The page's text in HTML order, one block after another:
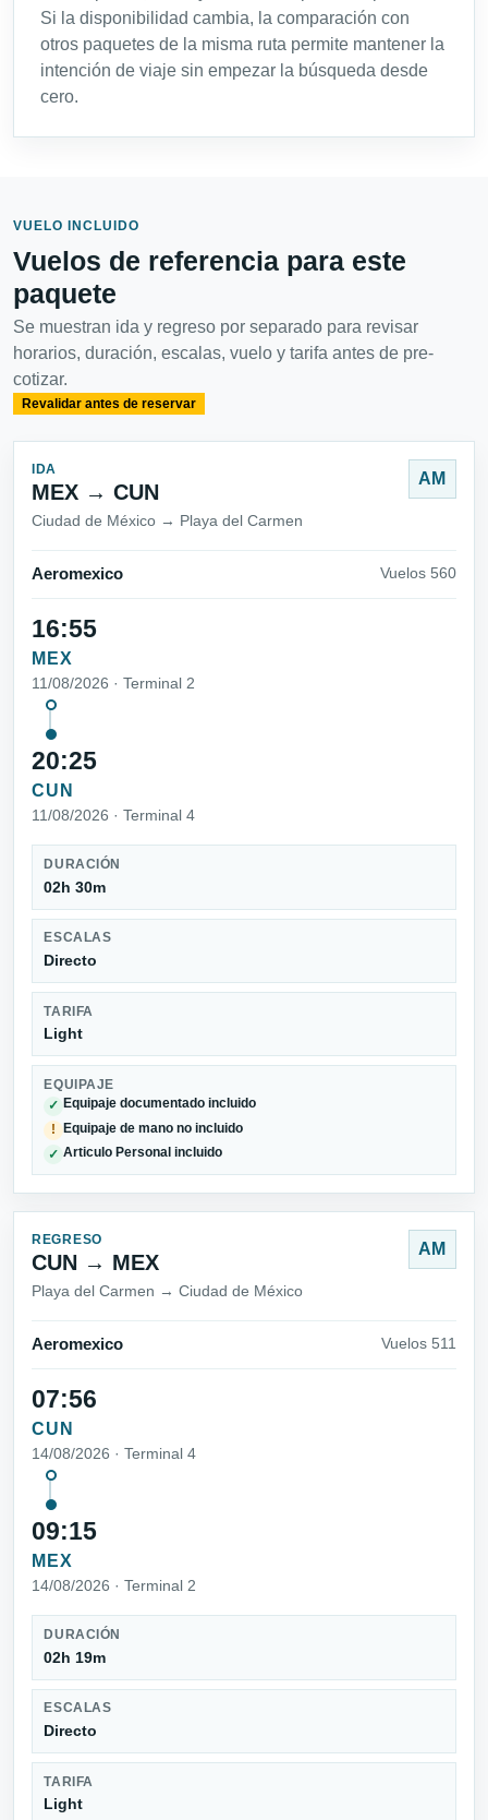
Si la disponibilidad cambia, la comparación con
otros paquetes de la misma ruta permite mantener la
intención de viaje sin empezar la búsqueda desde
cero.
VUELO INCLUIDO
Vuelos de referencia para este
paquete
Se muestran ida y regreso por separado para revisar
horarios, duración, escalas, vuelo y tarifa antes de pre-
cotizar.
Revalidar antes de reservar
IDA
MEX → CUN
Ciudad de México → Playa del Carmen
AM
Aeromexico Vuelos 560
16:55
MEX
11/08/2026 · Terminal 2
20:25
CUN
11/08/2026 · Terminal 4
DURACIÓN
02h 30m
ESCALAS
Directo
TARIFA
Light
EQUIPAJE
✓ Equipaje documentado incluido
! Equipaje de mano no incluido
✓ Articulo Personal incluido
REGRESO
CUN → MEX
Playa del Carmen → Ciudad de México
AM
Aeromexico Vuelos 511
07:56
CUN
14/08/2026 · Terminal 4
09:15
MEX
14/08/2026 · Terminal 2
DURACIÓN
02h 19m
ESCALAS
Directo
TARIFA
Light